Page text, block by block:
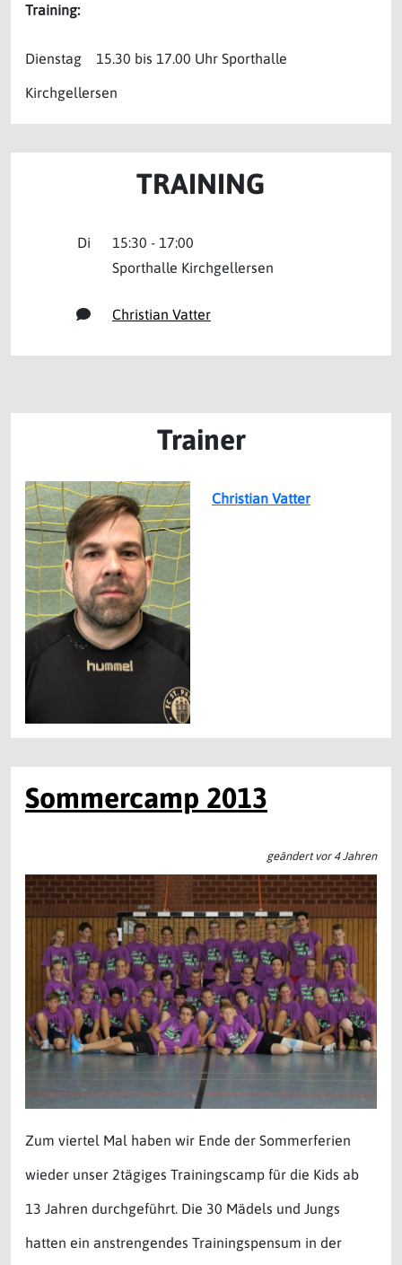
Training:
Dienstag 15.30 bis 17.00 Uhr Sporthalle
Kirchgellersen
TRAINING
Di
15:30 - 17:00
Sporthalle Kirchgellersen
Christian Vatter
Trainer
Christian Vatter
Sommercamp 2013
geändert vor 4 Jahren
Zum viertel Mal haben wir Ende der Sommerferien
wieder unser 2tägiges Trainingscamp für die Kids ab
13 Jahren durchgeführt. Die 30 Mädels und Jungs
hatten ein anstrengendes Trainingspensum in der